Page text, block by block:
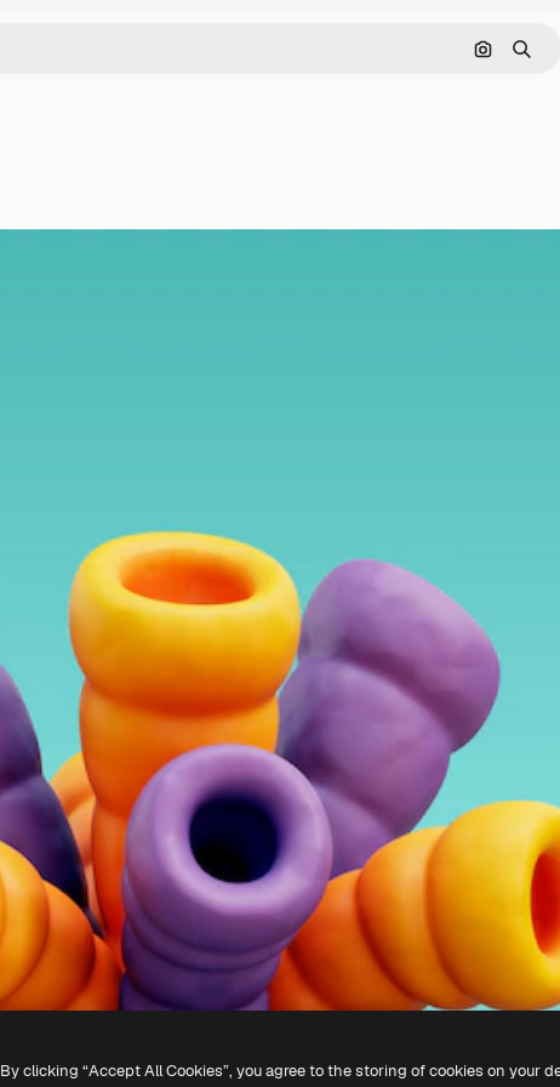
Cerca
By clicking “Accept All Cookies”, you agree to the storing of cookies on your